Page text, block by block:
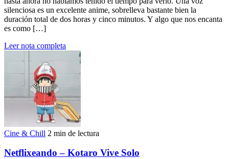
silenciosa es un excelente anime, sobrelleva bastante bien la
duración total de dos horas y cinco minutos. Y algo que nos encanta
es como […]
Leer nota completa
Cine & Chill 2 min de lectura
Netflixeando – Kotaro Vive Solo